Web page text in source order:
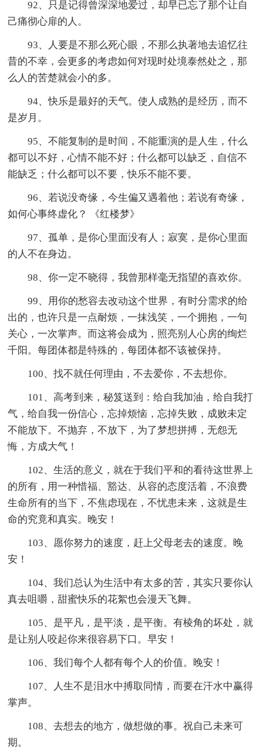
92、只是记得曾深深地爱过，却早已忘了那个让自
己痛彻心扉的人。
93、人要是不那么死心眼，不那么执著地去追忆往
昔的不幸，会更多的考虑如何对现时处境泰然处之，那
么人的苦楚就会小的多。
94、快乐是最好的天气。使人成熟的是经历，而不
是岁月。
95、不能复制的是时间，不能重演的是人生，什么
都可以不好，心情不能不好；什么都可以缺乏，自信不
能缺乏；什么都可以不要，快乐不能不要。
96、若说没奇缘，今生偏又遇着他；若说有奇缘，
如何心事终虚化？ 《红楼梦》
97、孤单，是你心里面没有人；寂寞，是你心里面
的人不在身边。
98、你一定不晓得，我曾那样毫无指望的喜欢你。
99、用你的愁容去改动这个世界，有时分需求的给
出的，也许只是一点耐烦，一抹浅笑，一个拥抱，一句
关心，一次掌声。而这将会成为，照亮别人心房的绚烂
千阳。每团体都是特殊的，每团体都不该被保持。
100、找不就任何理由，不去爱你，不去想你。
101、高考到来，秘笈送到：给自我加油，给自我打
气，给自我一份信心，忘掉烦恼，忘掉失败，成败未定
不能放下。不抛弃，不放下，为了梦想拼搏，无怨无
悔，方成大气！
102、生活的意义，就在于我们平和的看待这世界上
的所有，用一种惜福、豁达、从容的态度活着，不浪费
生命所有的当下，不焦虑现在，不忧患未来，这就是生
命的究竟和真实。晚安！
103、愿你努力的速度，赶上父母老去的速度。晚
安！
104、我们总认为生活中有太多的苦，其实只要你认
真去咀嚼，甜蜜快乐的花絮也会漫天飞舞。
105、是平凡，是平淡，是平衡。有棱角的坏处，就
是让别人咬起你来很容易下口。早安！
106、我们每个人都有每个人的价值。晚安！
107、人生不是泪水中搏取同情，而要在汗水中赢得
掌声。
108、去想去的地方，做想做的事。祝自己未来可
期。